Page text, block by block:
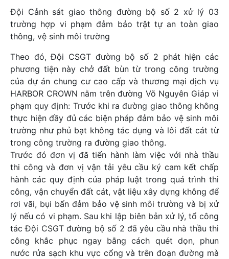
Đội Cảnh sát giao thông đường bộ số 2 xử lý 03
trường hợp vi phạm đảm bảo trật tự an toàn giao
thông, vệ sinh môi trường
Theo đó, Đội CSGT đường bộ số 2 phát hiện các
phương tiện này chở đất bùn từ trong công trường
của dự án chung cư cao cấp và thương mại dịch vụ
HARBOR CROWN nằm trên đường Võ Nguyên Giáp vi
phạm quy định: Trước khi ra đường giao thông không
thực hiện đầy đủ các biện pháp đảm bảo vệ sinh môi
trường như phủ bạt không tác dụng và lôi đất cát từ
trong công trường ra đường giao thông.
Trước đó đơn vị đã tiến hành làm việc với nhà thầu
thi công và đơn vị vận tải yêu cầu ký cam kết chấp
hành các quy định của pháp luật trong quá trình thi
công, vận chuyển đất cát, vật liệu xây dựng không để
rơi vãi, bụi bẩn đảm bảo vệ sinh môi trường và bị xử
lý nếu có vi phạm. Sau khi lập biên bản xử lý, tổ công
tác Đội CSGT đường bộ số 2 đã yêu cầu nhà thầu thi
công khắc phục ngay bằng cách quét dọn, phun
nước rửa sạch khu vực cổng và trên đoạn đường mà